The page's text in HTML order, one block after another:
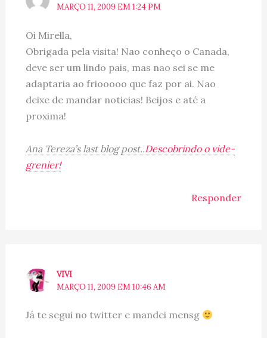
MARÇO 11, 2009 EM 1:24 PM
Oi Mirella,
Obrigada pela visita! Nao conheço o Canada,
deve ser um lindo pais, mas nao sei se me
adaptaria ao friooooo que faz por ai. Nao
deixe de mandar noticias! Beijos e até a
proxima!
Ana Tereza’s last blog post..Descobrindo o vide-
grenier!
Responder
VIVI
MARÇO 11, 2009 EM 10:46 AM
Já te segui no twitter e mandei mensg